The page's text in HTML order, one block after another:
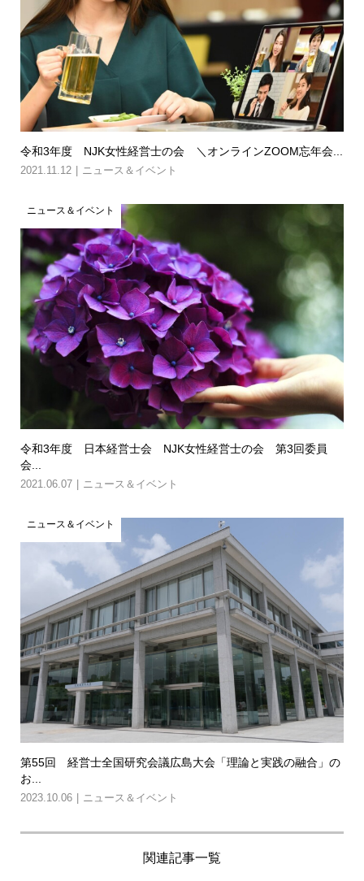
令和3年度 NJK女性経営士の会 ＼オンラインZOOM忘年会...
2021.11.12 ニュース＆イベント
ニュース＆イベント
令和3年度 日本経営士会 NJK女性経営士の会 第3回委員
会...
2021.06.07 ニュース＆イベント
ニュース＆イベント
第55回 経営士全国研究会議広島大会「理論と実践の融合」の
お...
2023.10.06 ニュース＆イベント
関連記事一覧